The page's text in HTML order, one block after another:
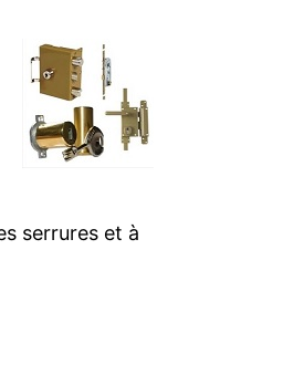
serrures et à